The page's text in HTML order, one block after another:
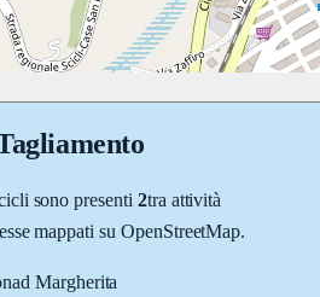
sono presenti 2tra attività
mappati su OpenStreetMap.
Margherita